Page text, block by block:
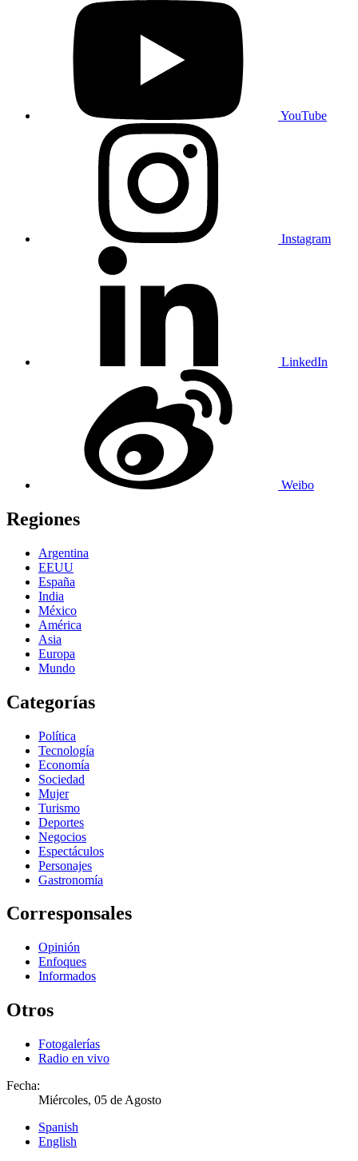
YouTube
Instagram
LinkedIn
Weibo
Regiones
Argentina
EEUU
España
India
México
América
Asia
Europa
Mundo
Categorías
Política
Tecnología
Economía
Sociedad
Mujer
Turismo
Deportes
Negocios
Espectáculos
Personajes
Gastronomía
Corresponsales
Opinión
Enfoques
Informados
Otros
Fotogalerías
Radio en vivo
Fecha:
Miércoles, 05 de Agosto
Spanish
English